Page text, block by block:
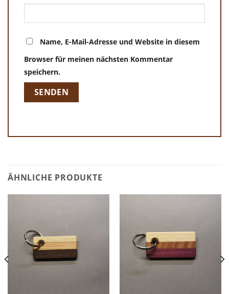
Name, E-Mail-Adresse und Website in diesem
Browser für meinen nächsten Kommentar
speichern.
ÄHNLICHE PRODUKTE